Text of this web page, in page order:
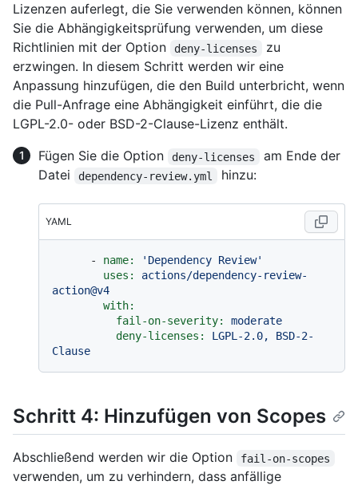
Lizenzen auferlegt, die Sie verwenden können, können
Sie die Abhängigkeitsprüfung verwenden, um diese
Richtlinien mit der Option
deny-licenses
zu
erzwingen. In diesem Schritt werden wir eine
Anpassung hinzufügen, die den Build unterbricht, wenn
die Pull-Anfrage eine Abhängigkeit einführt, die die
LGPL-2.0- oder BSD-2-Clause-Lizenz enthält.
Fügen Sie die Option
deny-licenses
am Ende der
Datei
dependency-review.yml hinzu:
YAML
- name:
'Dependency Review'
uses:
actions/dependency-review-
action@v4
with:
fail-on-severity:
moderate
deny-licenses:
LGPL-2.0,
BSD-2-
Clause
Schritt 4: Hinzufügen von Scopes
Abschließend werden wir die Option fail-on-scopes
verwenden, um zu verhindern, dass anfällige